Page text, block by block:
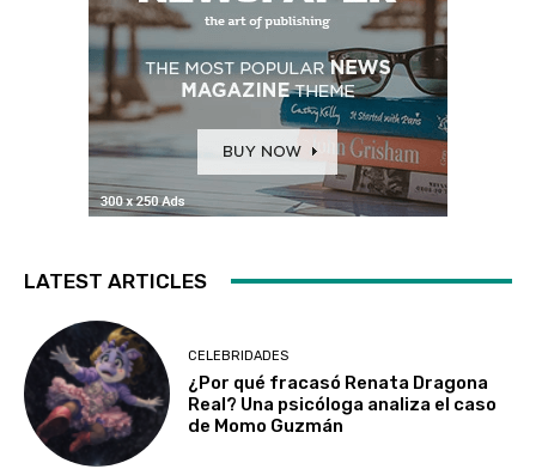
LATEST ARTICLES
CELEBRIDADES
¿Por qué fracasó Renata Dragona
Real? Una psicóloga analiza el caso
de Momo Guzmán